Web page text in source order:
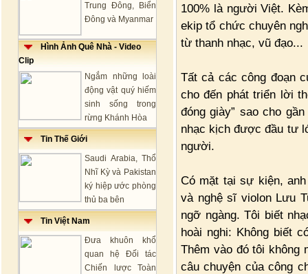
Trung Đông, Biển
Đông và Myanmar
Hình Ảnh Quê Nhà - Video
Clip
Ngắm những loài
động vật quý hiếm
sinh sống trong
rừng Khánh Hòa
Tin Thế Giới
Saudi Arabia, Thổ
Nhĩ Kỳ và Pakistan
ký hiệp ước phòng
thủ ba bên
Tin Việt Nam
Đưa khuôn khổ
quan hệ Đối tác
Chiến lược Toàn
100% là người Việt.
ekip tổ chức chuyên
từ thanh nhạc, vũ đạo...
Tất cả các công đoạn
cho đến phát triển lời
đóng giày” sao cho
nhạc kịch được đầu tư
người.
Có mặt tại sự kiện,
và nghệ sĩ violon Lưu
ngỡ ngàng. Tôi biết
hoài nghi: Không biết
Thêm vào đó tôi không
câu chuyện của công